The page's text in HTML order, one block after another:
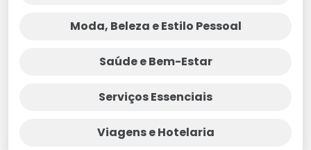
Moda, Beleza e Estilo Pessoal
Saúde e Bem-Estar
Serviços Essenciais
Viagens e Hotelaria